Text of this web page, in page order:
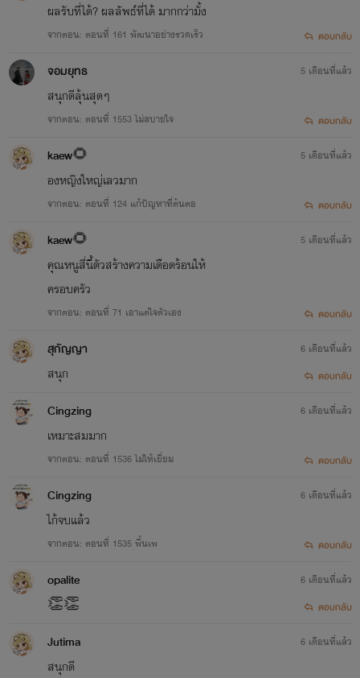
ผลรับที่ได้? ผลลัพธ์ที่ได้ มากกว่ามั้ง
จากตอน: ตอนที่ 161 พัฒนาอย่างรวดเร็ว ตอบกลับ
จอมยุทธ
สนุกดีลุ้นสุดๆ
จากตอน: ตอนที่ 1553 ไม่สบายใจ
5 เดือนที่แล้ว
ตอบกลับ
kaew🌻
องหญิงใหญ่เลวมาก
จากตอน: ตอนที่ 124 แก้ปัญหาที่ต้นตอ
5 เดือนที่แล้ว
ตอบกลับ
kaew🌻
คุณหนูสี่นี้ตัวสร้างความเดือดร้อนให้
ครอบครัว
จากตอน: ตอนที่ 71 เอาแต่ใจตัวเอง
5 เดือนที่แล้ว
ตอบกลับ
สุกัญญา
สนุก
6 เดือนที่แล้ว
ตอบกลับ
Cingzing
เหมาะสมมาก
จากตอน: ตอนที่ 1536 ไม่ให้เยี่ยม
6 เดือนที่แล้ว
ตอบกลับ
Cingzing
ไก้จบแล้ว
จากตอน: ตอนที่ 1535 พื้นเพ
6 เดือนที่แล้ว
ตอบกลับ
opalite
👏👏
6 เดือนที่แล้ว
ตอบกลับ
Jutima
สนุกดี
6 เดือนที่แล้ว